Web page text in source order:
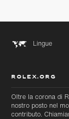
Lingue
ROLEX.ORG
Oltre la corona di
nostro posto nel
contributo.